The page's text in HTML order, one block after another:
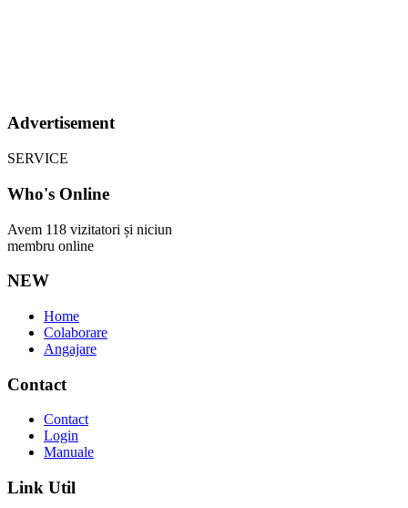
Advertisement
SERVICE
Who's Online
Avem 118 vizitatori și niciun
membru online
NEW
Home
Colaborare
Angajare
Contact
Contact
Login
Manuale
Link Util